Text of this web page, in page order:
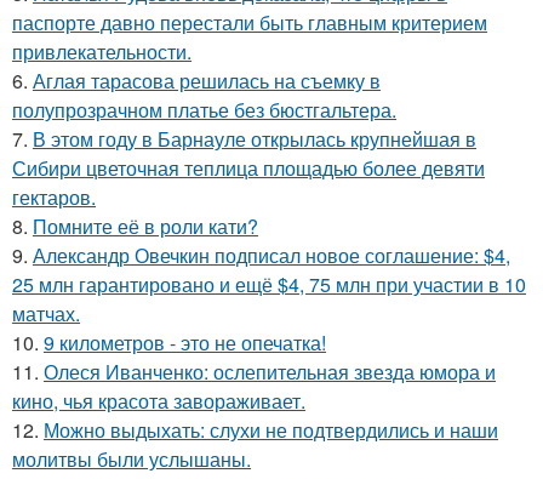
паспорте давно перестали быть главным критерием
привлекательности.
6. Аглая тарасова решилась на съемку в
полупрозрачном платье без бюстгальтера.
7. В этом году в Барнауле открылась крупнейшая в
Сибири цветочная теплица площадью более девяти
гектаров.
8. Помните её в роли кати?
9. Александр Овечкин подписал новое соглашение: $4,
25 млн гарантировано и ещё $4, 75 млн при участии в 10
матчах.
10. 9 километров - это не опечатка!
11. Олеся Иванченко: ослепительная звезда юмора и
кино, чья красота завораживает.
12. Можно выдыхать: слухи не подтвердились и наши
молитвы были услышаны.